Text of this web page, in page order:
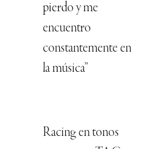
pierdo y me
encuentro
constantemente en
la música”
Racing en tonos